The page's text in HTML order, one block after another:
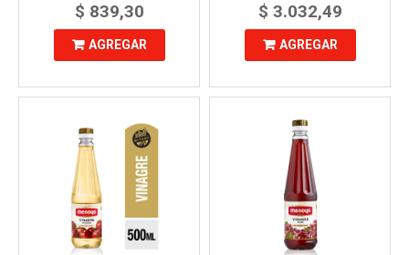
$ 839,30
AGREGAR
$ 3.032,49
AGREGAR